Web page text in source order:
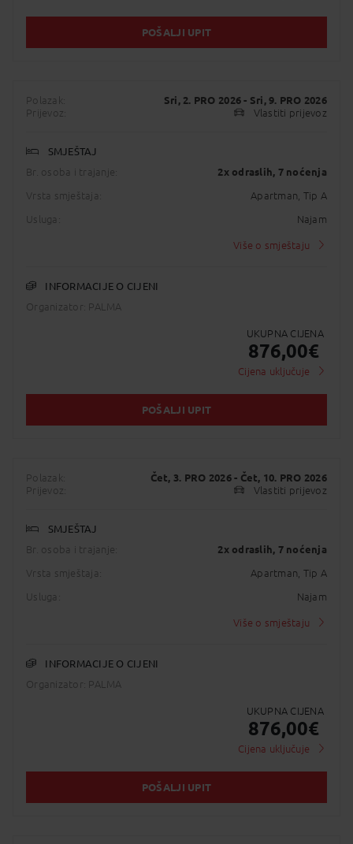
POŠALJI UPIT
Polazak: Sri, 2. PRO 2026- Sri, 9. PRO 2026
Prijevoz:
Vlastiti prijevoz
SMJEŠTAJ
Br. osoba i trajanje:
2x odraslih , 7 noćenja
Vrsta smještaja: Apartman, Tip A
Usluga: Najam
Više o smještaju
INFORMACIJE O CIJENI
Organizator: PALMA
UKUPNA CIJENA
876,00€
Cijena uključuje
POŠALJI UPIT
Polazak: Čet, 3. PRO 2026- Čet, 10. PRO 2026
Prijevoz:
Vlastiti prijevoz
SMJEŠTAJ
Br. osoba i trajanje:
2x odraslih , 7 noćenja
Vrsta smještaja: Apartman, Tip A
Usluga: Najam
Više o smještaju
INFORMACIJE O CIJENI
Organizator: PALMA
UKUPNA CIJENA
876,00€
Cijena uključuje
POŠALJI UPIT